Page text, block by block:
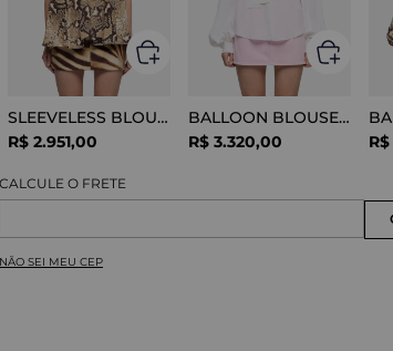
SLEEVELESS BLOUSE VISCOSE SNAKE
R$ 2.951,00
BALLOON BLOUSE SILK OPTICAL WHITE
R$ 3.320,00
R$
NÃO SEI MEU CEP